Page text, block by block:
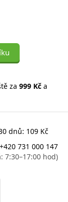
za 999 Kč a
dnů: 109 Kč
+420 731 000 147
7:30–17:00 hod)